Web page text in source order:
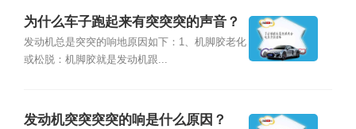
为什么车子跑起来有突突突的声音？
发动机总是突突的响地原因如下：1、机脚胶老化
或松脱：机脚胶就是发动机跟...
发动机突突突突的响是什么原因？